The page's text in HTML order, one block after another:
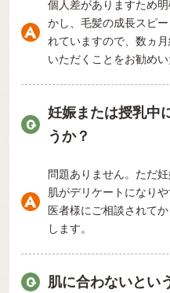
個人差がありますため
かし、毛髪の成長スピ
れていますので、数ヵ
いただくことをお勧めい
妊娠または授乳中
うか？
問題ありません。ただ
肌がデリケートになり
医者様にご相談されて
します。
肌に合わないとい